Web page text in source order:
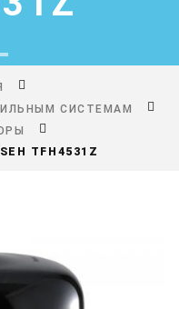
СИСТЕМАМ
TFH4531Z